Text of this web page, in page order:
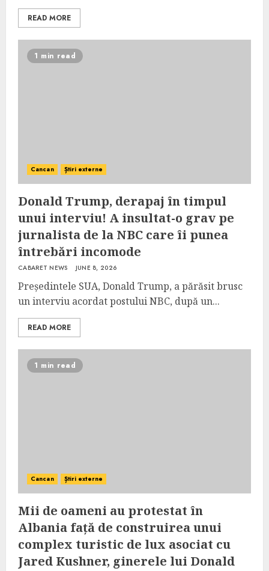
READ MORE
1 min read
Cancan Știri externe
Donald Trump, derapaj în timpul
unui interviu! A insultat-o grav pe
jurnalista de la NBC care îi punea
întrebări incomode
CABARET NEWS JUNE 8, 2026
Președintele SUA, Donald Trump, a părăsit brusc
un interviu acordat postului NBC, după un...
READ MORE
1 min read
Cancan Știri externe
Mii de oameni au protestat în
Albania față de construirea unui
complex turistic de lux asociat cu
Jared Kushner, ginerele lui Donald